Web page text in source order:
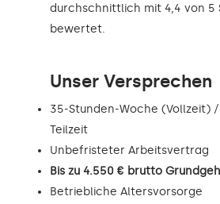
durchschnittlich mit 4,4 von 5
bewertet.
Unser Versprechen
35-Stunden-Woche (Vollzeit)
Teilzeit
Unbefristeter Arbeitsvertrag
Bis zu 4.550 € brutto
Betriebliche Altersvorsorge